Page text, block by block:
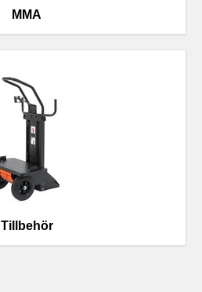
MMA
Tillbehör